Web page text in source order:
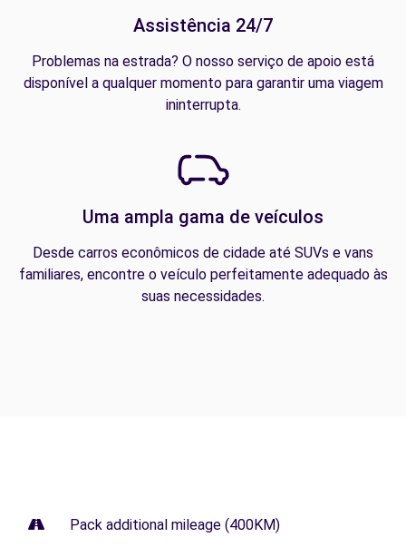
Assistência 24/7
Problemas na estrada? O nosso serviço de apoio está
disponível a qualquer momento para garantir uma viagem
ininterrupta.
Uma ampla gama de veículos
Desde carros econômicos de cidade até SUVs e vans
familiares, encontre o veículo perfeitamente adequado às
suas necessidades.
Pack additional mileage (400KM)